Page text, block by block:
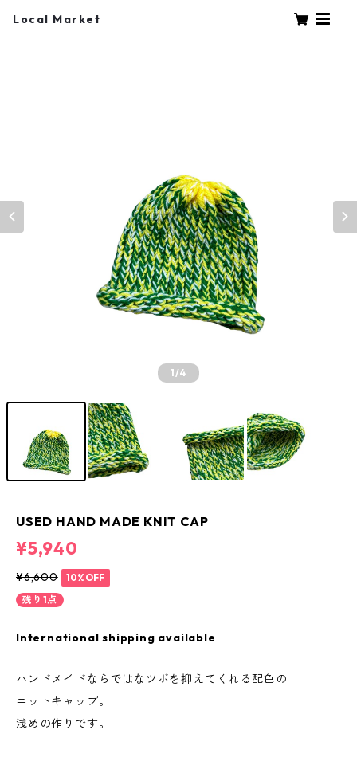
Local Market
1/4
USED HAND MADE KNIT CAP
¥5,940
¥6,600
10%OFF
残り1点
International shipping available
ハンドメイドならではなツボを抑えてくれる配色の
ニットキャップ。
浅めの作りです。